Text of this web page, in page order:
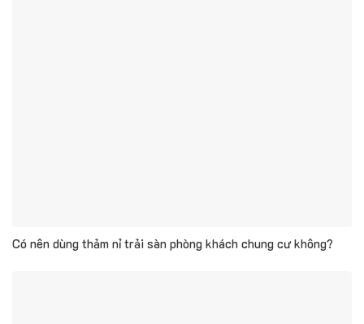
Có nên dùng thảm nỉ trải sàn phòng khách chung cư không?